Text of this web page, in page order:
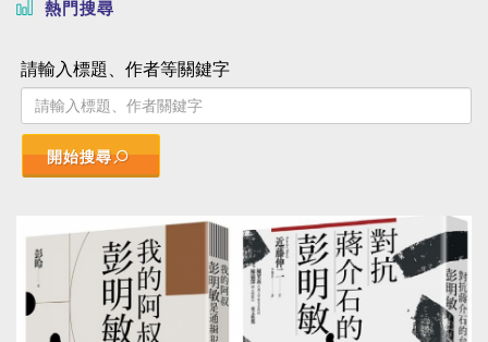
熱門搜尋
請輸入標題、作者等關鍵字
開始搜尋